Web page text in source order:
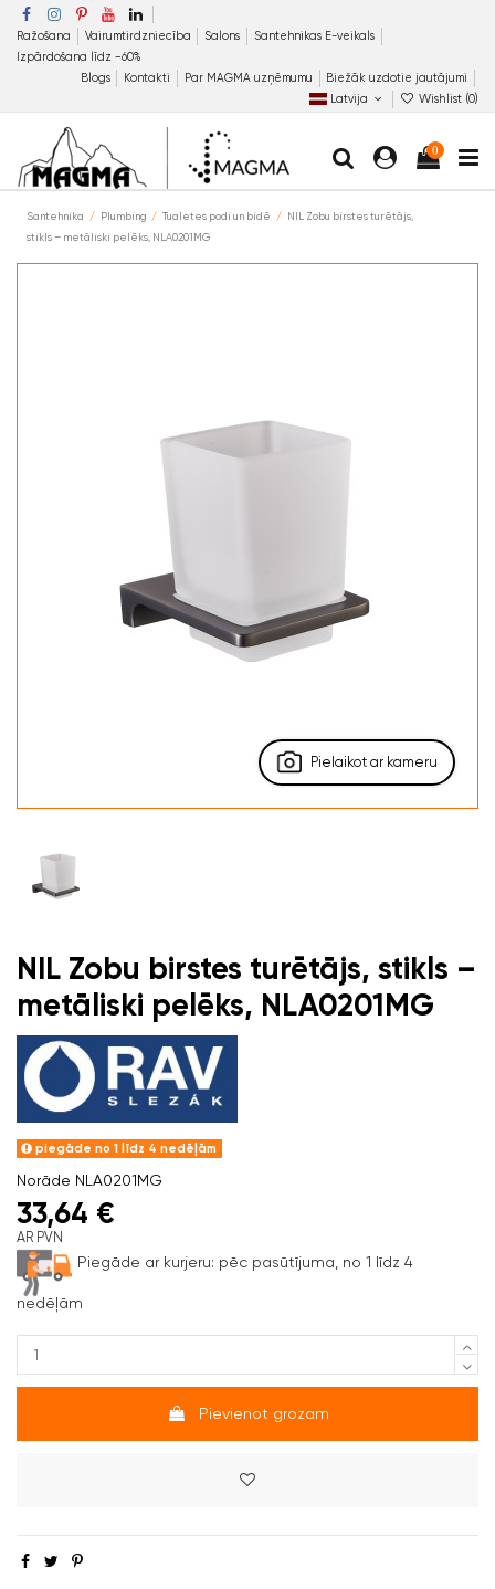
Ražošana Vairumtirdzniecība Salons
Santehnikas E-veikals
Izpārdošana līdz −60%
Blogs
Kontakti Par MAGMA uzņēmumu
Biežāk uzdotie jautājumi
Latvija
Wishlist (0)
0
Santehnika Plumbing Tualetes podi un bidē
NIL Zobu birstes turētājs,
stikls – metāliski pelēks, NLA0201MG
Pielaikot ar kameru
NIL Zobu birstes turētājs, stikls –
metāliski pelēks, NLA0201MG
piegāde no 1 līdz 4 nedēļām
Norāde NLA0201MG
33,64 €
AR PVN
Piegāde ar kurjeru: pēc pasūtījuma, no 1 līdz 4
nedēļām
Pievienot grozam